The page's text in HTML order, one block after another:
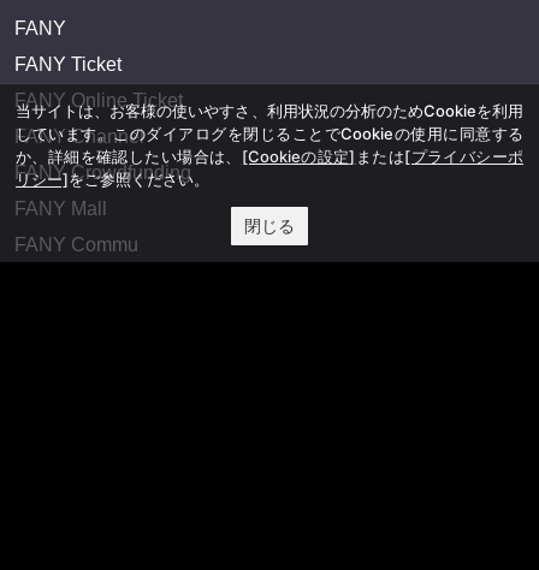
FANY
FANY Ticket
FANY Online Ticket
FANY Channel
FANY Crowdfunding
FANY Mall
FANY Commu
当サイトは、お客様の使いやすさ、利用状況の分析のためCookieを利用
しています。このダイアログを閉じることでCookieの使用に同意する
か、詳細を確認したい場合は、 [Cookieの設定] または[プライバシーポ
リシー]をご参照ください。
閉じる